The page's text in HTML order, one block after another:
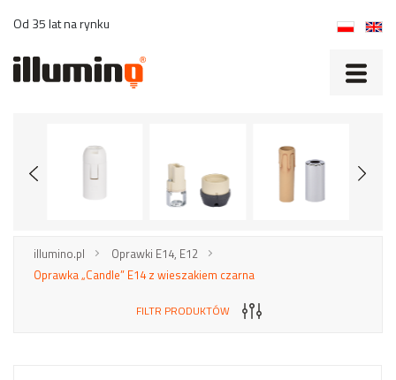
Od 35 lat na rynku
illumino.pl
Oprawki E14, E12
Oprawka „Candle” E14 z wieszakiem czarna
FILTR PRODUKTÓW